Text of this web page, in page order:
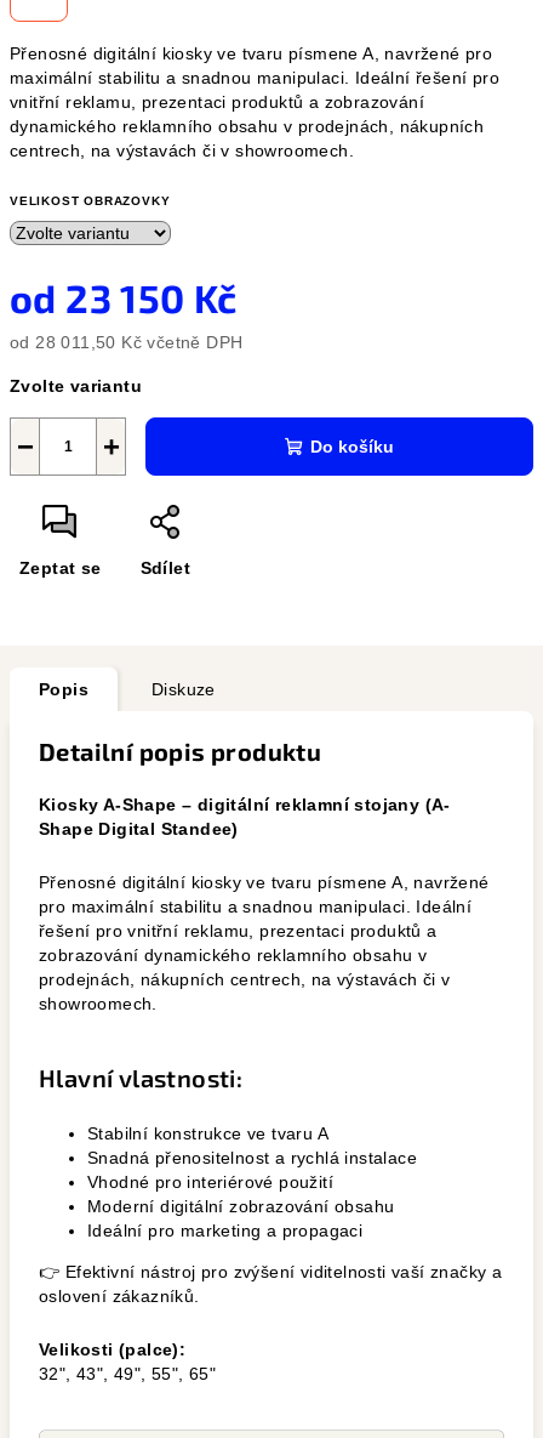
Přenosné digitální kiosky ve tvaru písmene A, navržené pro
maximální stabilitu a snadnou manipulaci. Ideální řešení pro
vnitřní reklamu, prezentaci produktů a zobrazování
dynamického reklamního obsahu v prodejnách, nákupních
centrech, na výstavách či v showroomech.
VELIKOST OBRAZOVKY
od 23 150 Kč
od 28 011,50 Kč včetně DPH
cena:
Zvolte variantu
+
− Do košíku
Zeptat se Sdílet
Popis Diskuze
Detailní popis produktu
Kiosky A-Shape – digitální reklamní stojany (A-
Shape Digital Standee)
Přenosné digitální kiosky ve tvaru písmene A, navržené
pro maximální stabilitu a snadnou manipulaci. Ideální
řešení pro vnitřní reklamu, prezentaci produktů a
zobrazování dynamického reklamního obsahu v
prodejnách, nákupních centrech, na výstavách či v
showroomech.
Hlavní vlastnosti:
Stabilní konstrukce ve tvaru A
Snadná přenositelnost a rychlá instalace
Vhodné pro interiérové použití
Moderní digitální zobrazování obsahu
Ideální pro marketing a propagaci
👉 Efektivní nástroj pro zvýšení viditelnosti vaší značky a
oslovení zákazníků.
Velikosti (palce):
32", 43", 49", 55", 65"